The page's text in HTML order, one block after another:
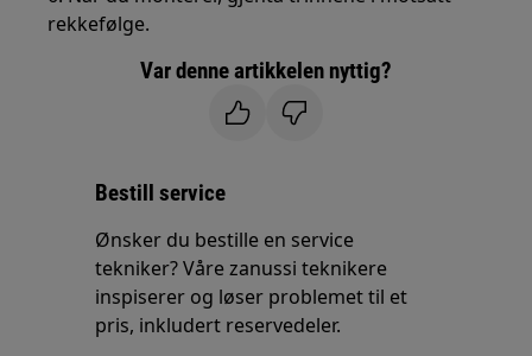
rekkefølge.
Var denne artikkelen nyttig?
Bestill service
Ønsker du bestille en service
tekniker? Våre zanussi teknikere
inspiserer og løser problemet til et
pris, inkludert reservedeler.